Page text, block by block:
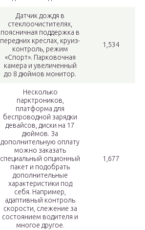
Датчик дождя в
стеклоочистителях,
поясничная поддержка в
передних креслах, круиз-
контроль, режим
«Спорт». Парковочная
камера и увеличенный
до 8 дюймов монитор.
1,534
Несколько
парктроников,
платформа для
беспроводной зарядки
девайсов, диски на 17
дюймов. За
дополнительную оплату
можно заказать
специальный опционный
пакет и подобрать
дополнительные
характеристики под
себя. Например,
адаптивный контроль
скорости, слежение за
состоянием водителя и
многое другое.
1,677